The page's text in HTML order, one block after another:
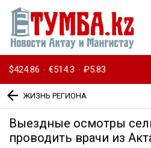
$424.86 · €514.3 · ₽5.83
ЖИЗНЬ РЕГИОНА
Выездные осмотры
проводить врачи из